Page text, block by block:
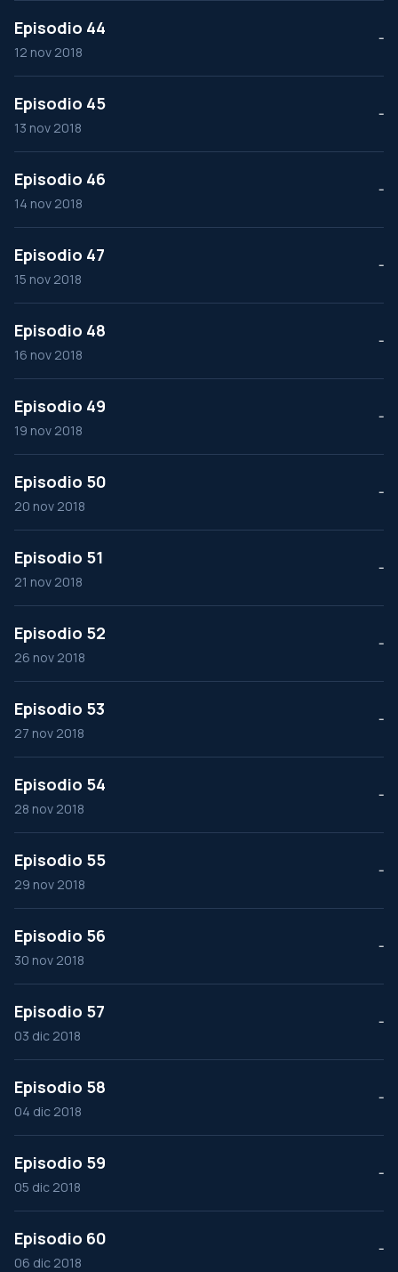
Episodio 44
12 nov 2018
--
Episodio 45
13 nov 2018
--
Episodio 46
14 nov 2018
--
Episodio 47
15 nov 2018
--
Episodio 48
16 nov 2018
--
Episodio 49
19 nov 2018
--
Episodio 50
20 nov 2018
--
Episodio 51
21 nov 2018
--
Episodio 52
26 nov 2018
--
Episodio 53
27 nov 2018
--
Episodio 54
28 nov 2018
--
Episodio 55
29 nov 2018
--
Episodio 56
30 nov 2018
--
Episodio 57
03 dic 2018
--
Episodio 58
04 dic 2018
--
Episodio 59
05 dic 2018
--
Episodio 60
06 dic 2018
--